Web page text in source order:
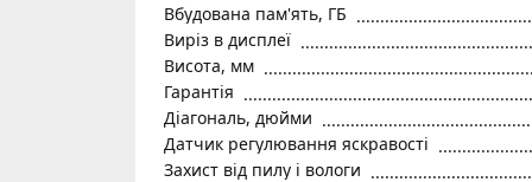
Вбудована пам'ять, ГБ
Виріз в дисплеї
Висота, мм
Гарантія
Діагональ, дюйми
Датчик регулювання яскравості
Захист від пилу і вологи